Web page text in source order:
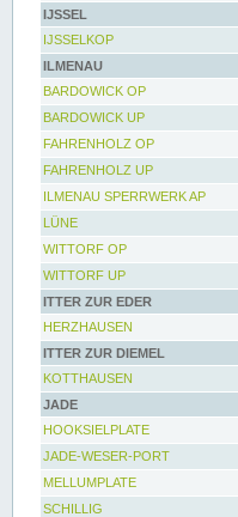
IJSSEL
IJSSELKOP
ILMENAU
BARDOWICK OP
BARDOWICK UP
FAHRENHOLZ OP
FAHRENHOLZ UP
ILMENAU SPERRWERK AP
LÜNE
WITTORF OP
WITTORF UP
ITTER ZUR EDER
HERZHAUSEN
ITTER ZUR DIEMEL
KOTTHAUSEN
JADE
HOOKSIELPLATE
JADE-WESER-PORT
MELLUMPLATE
SCHILLIG